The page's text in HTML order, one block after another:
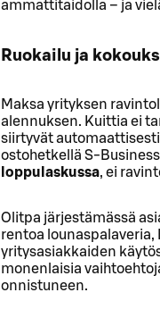
ammattitaidolla – ja
Ruokailu ja
Maksa yrityksen
alennuksen. Kuittia ei
siirtyvät
ostohetkellä S-
loppulaskussa, ei
Olitpa järjestämässä
rentoa
yritysasiakkaiden
monenlaisia
onnistuneen.